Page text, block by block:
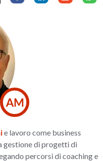
AM
e lavoro come business
gestione di progetti di
percorsi di coaching e